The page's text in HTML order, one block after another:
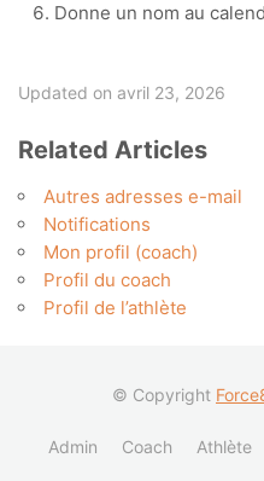
Donne un nom au
Updated on avril 23, 2026
Related Articles
Autres adresses e-mail
Notifications
Mon profil (coach)
Profil du coach
Profil de l’athlète
© Copyright
Admin Coach Athlète